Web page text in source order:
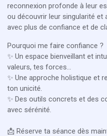
reconnexion profonde à leur
ou découvrir leur singularité et
avec plus de confiance et de
Pourquoi me faire confiance ?
✨ Un espace bienveillant et
valeurs, tes forces...
✨ Une approche holistique et
ton unicité.
✨ Des outils concrets et des
avec sérénité.
📩 Réserve ta séance dès